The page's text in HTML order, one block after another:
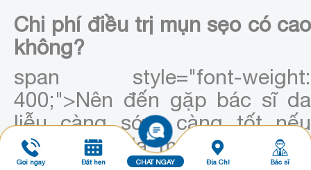
Chi phí điều trị mụn sẹo có cao
không?
span style="font-weight:
400;">Nên đến gặp bác sĩ da
liễu càng sớm càng tốt nếu
tình trạng da mụn không cải
Gọi ngay Đặt hẹn CHAT NGAY Địa Chỉ Bác sĩ